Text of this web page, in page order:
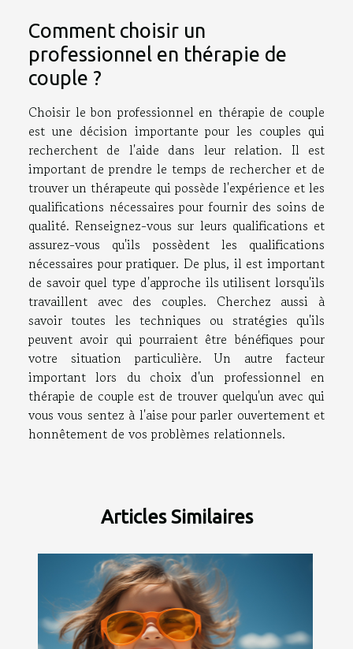
Comment choisir un
professionnel en thérapie de
couple ?
Choisir le bon professionnel en thérapie de couple
est une décision importante pour les couples qui
recherchent de l'aide dans leur relation. Il est
important de prendre le temps de rechercher et de
trouver un thérapeute qui possède l'expérience et les
qualifications nécessaires pour fournir des soins de
qualité. Renseignez-vous sur leurs qualifications et
assurez-vous qu'ils possèdent les qualifications
nécessaires pour pratiquer. De plus, il est important
de savoir quel type d'approche ils utilisent lorsqu'ils
travaillent avec des couples. Cherchez aussi à
savoir toutes les techniques ou stratégies qu'ils
peuvent avoir qui pourraient être bénéfiques pour
votre situation particulière. Un autre facteur
important lors du choix d'un professionnel en
thérapie de couple est de trouver quelqu'un avec qui
vous vous sentez à l'aise pour parler ouvertement et
honnêtement de vos problèmes relationnels.
Articles Similaires